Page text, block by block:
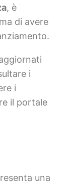
, è
di avere
i
i
il portale
una